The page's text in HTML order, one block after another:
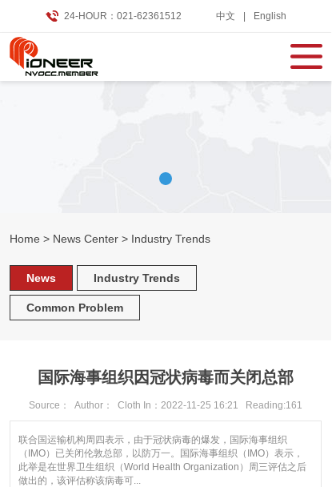
24-HOUR：021-62361512 中文 English
Home > News Center > Industry Trends
News Industry Trends
Common Problem
国际海事组织因冠状病毒而关闭总部
Source： Author： Cloth In：2022-11-25 16:21 Reading:161
联合国运输机构周四表示，由于冠状病毒的爆发，国际海事组织
（IMO）已关闭伦敦总部，以防万一。国际海事组织（IMO）表示，
此举是在世界卫生组织（World Health Organization）周三评估之后
做出的，该评估称该病毒可...